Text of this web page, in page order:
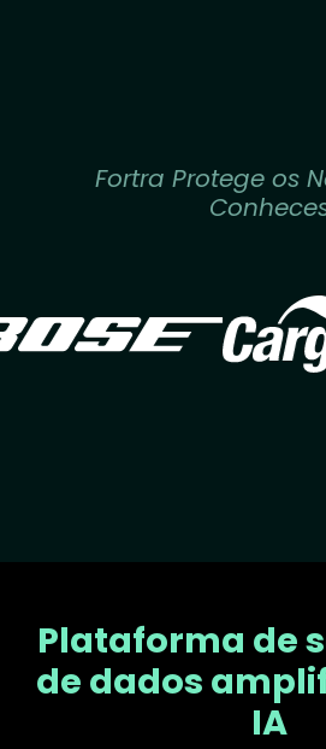
Fortra Protege os
Plataforma de
de dados
IA